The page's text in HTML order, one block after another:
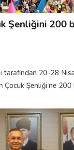
Şenliğini 200
tarafından 20-28
Çocuk Şenliği’ne 200